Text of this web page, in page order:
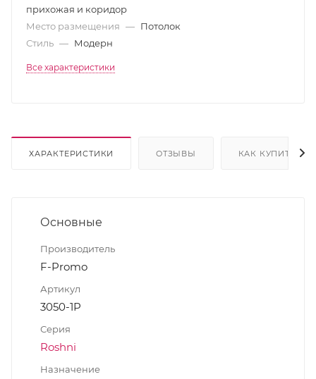
прихожая и коридор
Место размещения — Потолок
Стиль — Модерн
Все характеристики
ХАРАКТЕРИСТИКИ ОТЗЫВЫ КАК КУПИТЬ
Основные
Производитель
F-Promo
Артикул
3050-1P
Серия
Roshni
Назначение